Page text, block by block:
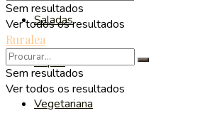
Saladas
Sopas
Vegetariana
Sem resultados
Ver todos os resultados
Ruralea
Sem resultados
Ver todos os resultados